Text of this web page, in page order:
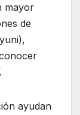
mayor
de
ayudan